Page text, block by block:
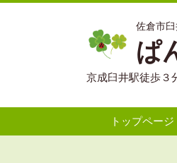
佐倉市
ぱ
京成臼井駅徒歩
トップページ